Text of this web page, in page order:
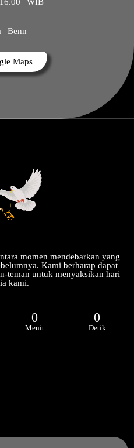
Benn
Maps
momen mendebarkan yang
Kami berharap dapat
teman untuk menyaksikan hari
kami.
0
Menit
0
Detik